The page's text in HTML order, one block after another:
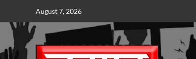
content
August 7, 2026